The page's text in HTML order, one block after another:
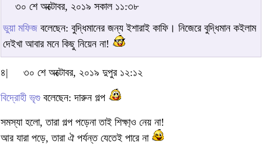
৩০ শে অক্টোবর, ২০১৯ সকাল ১১:৩৮
ভুয়া মফিজ বলেছেন: বুদ্ধিমানের জন্য ইশারাই কাফি। নিজেরে বুদ্ধিমান কইলাম
দেইখা আবার মনে কিছু নিয়েন না!
৪| ৩০ শে অক্টোবর, ২০১৯ দুপুর ১২:১২
বিদ্রোহী ভৃগু বলেছেন: দারুন গল্প
সমস্যা হলো, তারা গল্প পড়েনা তাই শিক্ষা্ও নেয় না!
আর যারা পড়ে, তারা ঐ পর্যন্ত যেতেই পারে না